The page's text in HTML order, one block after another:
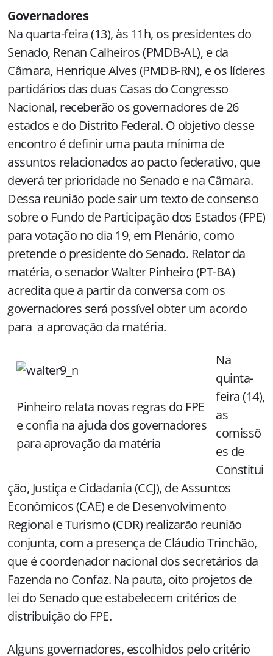
Governadores
Na quarta-feira (13), às 11h, os presidentes do
Senado, Renan Calheiros (PMDB-AL), e da
Câmara, Henrique Alves (PMDB-RN), e os líderes
partidários das duas Casas do Congresso
Nacional, receberão os governadores de 26
estados e do Distrito Federal. O objetivo desse
encontro é definir uma pauta mínima de
assuntos relacionados ao pacto federativo, que
deverá ter prioridade no Senado e na Câmara.
Dessa reunião pode sair um texto de consenso
sobre o Fundo de Participação dos Estados (FPE)
para votação no dia 19, em Plenário, como
pretende o presidente do Senado. Relator da
matéria, o senador Walter Pinheiro (PT-BA)
acredita que a partir da conversa com os
governadores será possível obter um acordo
para a aprovação da matéria.
Pinheiro relata novas regras do FPE
e confia na ajuda dos governadores
para aprovação da matéria
Na
quinta-
feira (14),
as
comissõ
es de
Constitui
ção, Justiça e Cidadania (CCJ), de Assuntos
Econômicos (CAE) e de Desenvolvimento
Regional e Turismo (CDR) realizarão reunião
conjunta, com a presença de Cláudio Trinchão,
que é coordenador nacional dos secretários da
Fazenda no Confaz. Na pauta, oito projetos de
lei do Senado que estabelecem critérios de
distribuição do FPE.
Alguns governadores, escolhidos pelo critério